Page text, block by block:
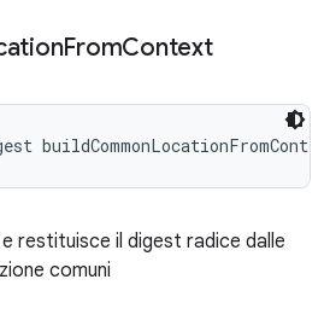
FromContext
restituisce il digest radice dalle
comuni